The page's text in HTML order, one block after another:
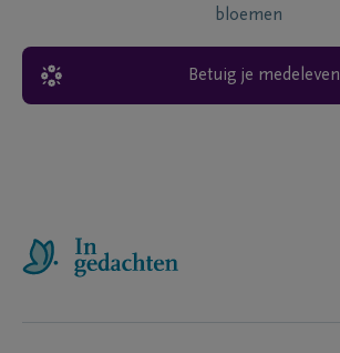
bloemen
Betuig je medeleven